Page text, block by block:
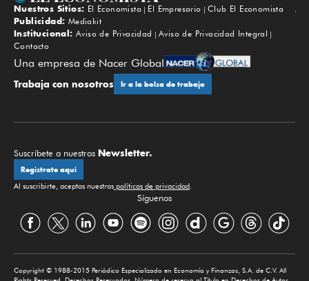
Subir
Nuestros Sitios: El Economista El Empresario
Club El Economista
Publicidad: Mediakit
Institucional: Aviso de Privacidad
Aviso de Privacidad Integral
Contacto
Una empresa de Nacer Global
Trabaja con nosotros Ir a la bolsa de trabajo
Suscríbete a nuestros Newsletter.
Regístrate aquí
Al suscribirte, aceptas nuestras políticas de privacidad.
Síguenos
Copyright © 1988-2015 Periódico Especializado en Economía y Finanzas, S.A. de C.V. All